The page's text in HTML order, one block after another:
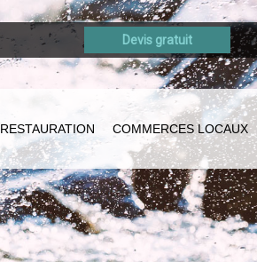
Devis gratuit
RESTAURATION COMMERCES LOCAUX